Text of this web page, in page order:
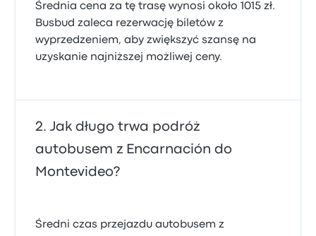
Średnia cena za tę trasę wynosi około 1015 zł.
Busbud zaleca rezerwację biletów z
wyprzedzeniem, aby zwiększyć szansę na
uzyskanie najniższej możliwej ceny.
Jak długo trwa podróż
autobusem z Encarnación do
Montevideo?
Średni czas przejazdu autobusem z